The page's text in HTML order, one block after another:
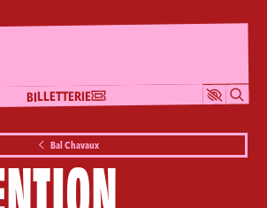
BILLETTERIE
Bal Chavaux
BILLETTERIE
AGENDA